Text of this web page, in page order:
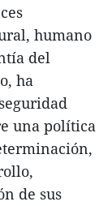
humano
del
ha
una política
de sus